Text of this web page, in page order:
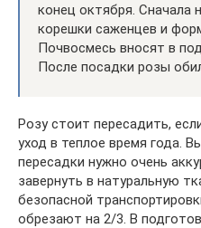
конец октября. Сначала
корешки саженцев и
Почвосмесь вносят в
После посадки розы
Розу стоит пересадить,
уход в теплое время года.
пересадки нужно очень
завернуть в натуральную
безопасной
обрезают на 2/3. В